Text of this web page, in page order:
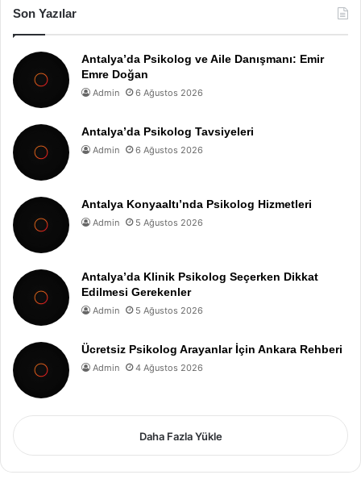
Son Yazılar
Antalya’da Psikolog ve Aile Danışmanı: Emir
Emre Doğan
Admin 6 Ağustos 2026
Antalya’da Psikolog Tavsiyeleri
Admin 6 Ağustos 2026
Antalya Konyaaltı’nda Psikolog Hizmetleri
Admin 5 Ağustos 2026
Antalya’da Klinik Psikolog Seçerken Dikkat
Edilmesi Gerekenler
Admin 5 Ağustos 2026
Ücretsiz Psikolog Arayanlar İçin Ankara Rehberi
Admin 4 Ağustos 2026
Daha Fazla Yükle